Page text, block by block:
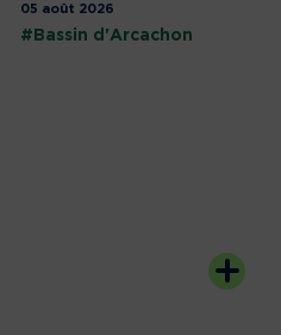
05 août 2026
#Bassin d'Arcachon